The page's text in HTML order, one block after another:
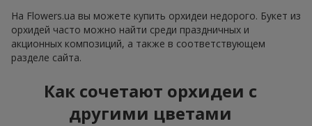
На Flowers.ua вы можете купить орхидеи недорого. Букет из
орхидей часто можно найти среди праздничных и
акционных композиций, а также в соответствующем
разделе сайта.
Как сочетают орхидеи с
другими цветами